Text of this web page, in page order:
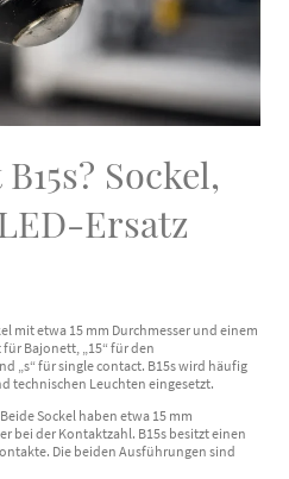
Sockel,
Ersatz
mit etwa 15 mm Durchmesser und einem
Bajonett, „15“ für den
„s“ für single contact. B15s wird häufig
technischen Leuchten eingesetzt.
Sockel haben etwa 15 mm
bei der Kontaktzahl. B15s besitzt einen
Die beiden Ausführungen sind